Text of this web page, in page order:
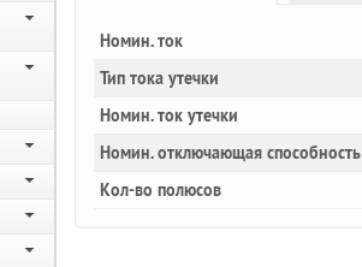
Номин. ток
Тип тока утечки
Номин. ток утечки
Номин. отключающая способность
Кол-во полюсов